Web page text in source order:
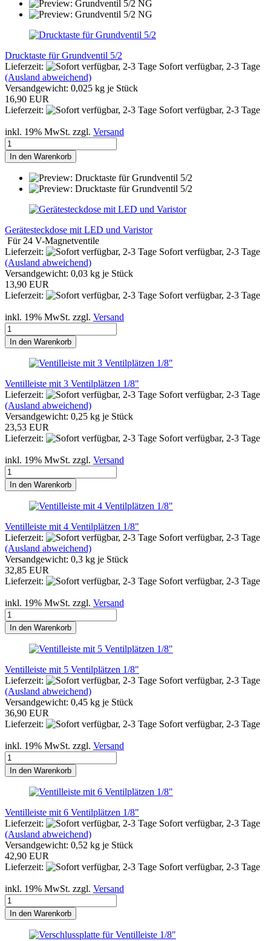
Drucktaste für Grundventil 5/2
Lieferzeit:
Sofort verfügbar, 2-3 Tage
(Ausland abweichend)
Versandgewicht: 0,025 kg je Stück
16,90 EUR
Lieferzeit:
Sofort verfügbar, 2-3 Tage
inkl. 19% MwSt. zzgl. Versand
In den Warenkorb
Gerätesteckdose mit LED und Varistor
Für 24 V-Magnetventile
Lieferzeit:
Sofort verfügbar, 2-3 Tage
(Ausland abweichend)
Versandgewicht: 0,03 kg je Stück
13,90 EUR
Lieferzeit:
Sofort verfügbar, 2-3 Tage
inkl. 19% MwSt. zzgl. Versand
In den Warenkorb
Ventilleiste mit 3 Ventilplätzen 1/8"
Lieferzeit:
Sofort verfügbar, 2-3 Tage
(Ausland abweichend)
Versandgewicht: 0,25 kg je Stück
23,53 EUR
Lieferzeit:
Sofort verfügbar, 2-3 Tage
inkl. 19% MwSt. zzgl. Versand
In den Warenkorb
Ventilleiste mit 4 Ventilplätzen 1/8"
Lieferzeit:
Sofort verfügbar, 2-3 Tage
(Ausland abweichend)
Versandgewicht: 0,3 kg je Stück
32,85 EUR
Lieferzeit:
Sofort verfügbar, 2-3 Tage
inkl. 19% MwSt. zzgl. Versand
In den Warenkorb
Ventilleiste mit 5 Ventilplätzen 1/8"
Lieferzeit:
Sofort verfügbar, 2-3 Tage
(Ausland abweichend)
Versandgewicht: 0,45 kg je Stück
36,90 EUR
Lieferzeit:
Sofort verfügbar, 2-3 Tage
inkl. 19% MwSt. zzgl. Versand
In den Warenkorb
Ventilleiste mit 6 Ventilplätzen 1/8"
Lieferzeit:
Sofort verfügbar, 2-3 Tage
(Ausland abweichend)
Versandgewicht: 0,52 kg je Stück
42,90 EUR
Lieferzeit:
Sofort verfügbar, 2-3 Tage
inkl. 19% MwSt. zzgl. Versand
In den Warenkorb